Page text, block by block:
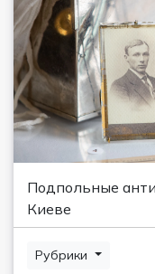
Подпольные
Киеве
Рубрики